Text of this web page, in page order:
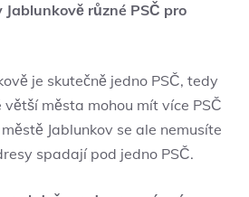
různé PSČ pro
je skutečně jedno PSČ, tedy
města mohou mít více PSČ
Jablunkov se ale nemusíte
spadají pod jedno PSČ.